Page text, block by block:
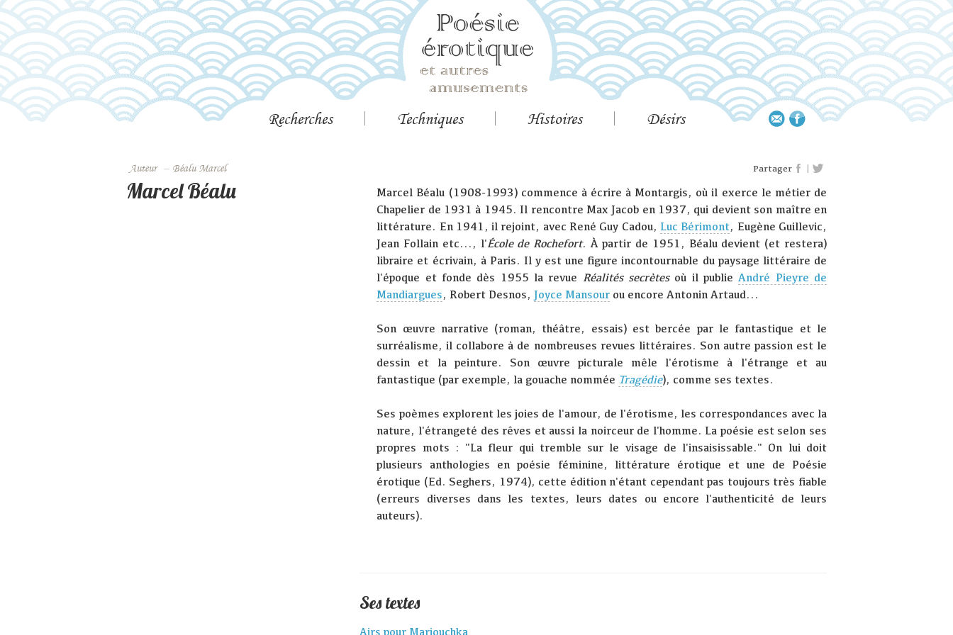
Recherches Techniques Histoires Désirs
Auteur – Béalu Marcel Partager |
Marcel Béalu
Marcel Béalu (1908-1993) commence à écrire à Montargis, où il exerce le métier de
Chapelier de 1931 à 1945. Il rencontre Max Jacob en 1937, qui devient son maître en
littérature. En 1941, il rejoint, avec René Guy Cadou, Luc Bérimont, Eugène Guillevic,
Jean Follain etc..., l'École de Rochefort. À partir de 1951, Béalu devient (et restera)
libraire et écrivain, à Paris. Il y est une figure incontournable du paysage littéraire de
l'époque et fonde dès 1955 la revue Réalités secrètesoù il publieAndré Pieyre de
Mandiargues, Robert Desnos,Joyce Mansour ou encore Antonin Artaud...
Son œuvre narrative (roman, théâtre, essais) est bercée par le fantastique et le
surréalisme, il collabore à de nombreuses revues littéraires. Son autre passion est le
dessin et la peinture. Son œuvre picturale mêle l'érotisme à l'étrange et au
fantastique (par exemple, la gouache nommée Tragédie), comme ses textes.
Ses poèmes explorent les joies de l'amour, de l'érotisme, les correspondances avec la
nature, l'étrangeté des rêves et aussi la noirceur de l'homme. La poésie est selon ses
propres mots : "La fleur qui tremble sur le visage de l'insaisissable." On lui doit
plusieurs anthologies en poésie féminine, littérature érotique et une de Poésie
érotique (Ed. Seghers, 1974), cette édition n'étant cependant pas toujours très fiable
(erreurs diverses dans les textes, leurs dates ou encore l'authenticité de leurs
auteurs).
Ses textes
Airs pour Mariouchka